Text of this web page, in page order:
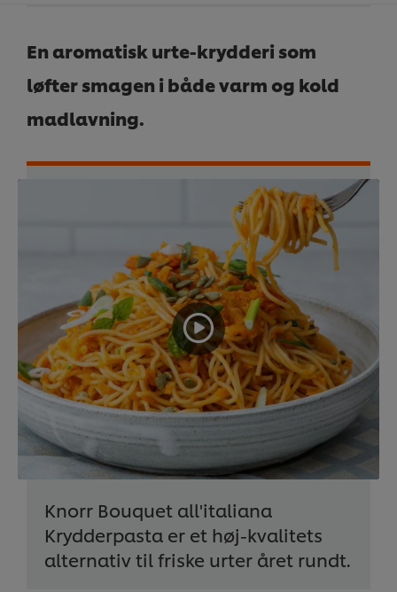
En aromatisk urte-krydderi som
løfter smagen i både varm og kold
madlavning.
Knorr Bouquet all'italiana
Krydderpasta er et høj-kvalitets
alternativ til friske urter året rundt.